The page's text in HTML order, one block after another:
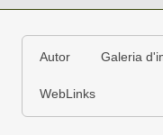
Autor Galeria
WebLinks